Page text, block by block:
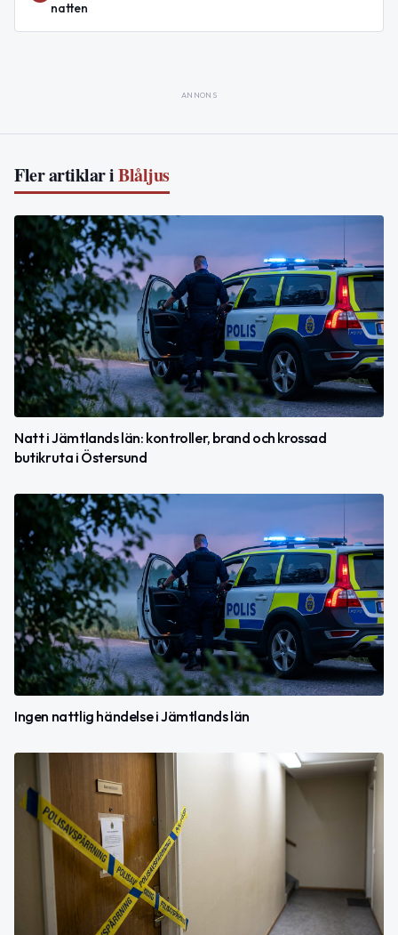
natten
ANNONS
Fler artiklar iBlåljus
Natt i Jämtlands län: kontroller, brand och krossad
butikruta i Östersund
Ingen nattlig händelse i Jämtlands län